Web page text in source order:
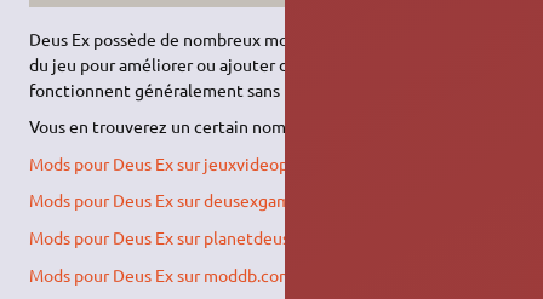
Deus Ex possède de nombreux mods (modifications des fichiers
du jeu pour améliorer ou ajouter des composants), et ceux-ci
fonctionnent généralement sans problèmes sous Wine.
Vous en trouverez un certain nombre sur les sites suivants :
Mods pour Deus Ex sur jeuxvideopc.com
Mods pour Deus Ex sur deusexgaming.com
Mods pour Deus Ex sur planetdeusex.com
Mods pour Deus Ex sur moddb.com